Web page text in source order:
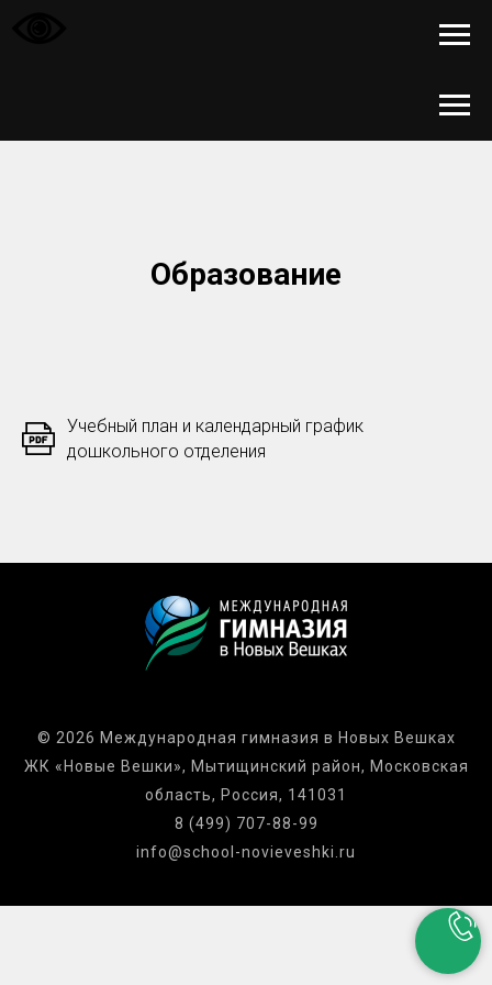
Образование
Учебный план и календарный график
дошкольного отделения
© 2026 Международная гимназия в Новых Вешках
ЖК «Новые Вешки», Мытищинский район, Московская
область, Россия, 141031
8 (499) 707-88-99
info@school-novieveshki.ru